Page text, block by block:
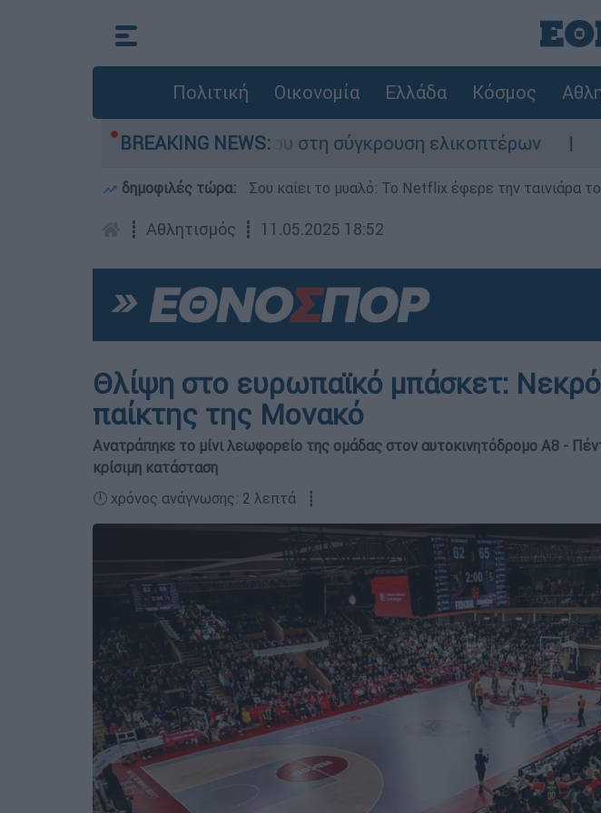
Πολιτική Οικονομία Ελλάδα Κόσμος
BREAKING NEWS:
που έχασε τη ζωή του στη σύγκρουση ελικοπτέρων Μπαράζ
δημοφιλές τώρα: Σου καίει το μυαλό: Το Netflix έφερε την ταινιάρα
┋ Αθλητισμός ┋ 11.05.2025 18:52
Θλίψη στο ευρωπαϊκό μπάσκετ:
παίκτης της Μονακό
Ανατράπηκε το μίνι λεωφορείο της ομάδας στον αυτοκινητόδρομο Α8 -
κρίσιμη κατάσταση
🕛 χρόνος ανάγνωσης: 2 λεπτά ┋